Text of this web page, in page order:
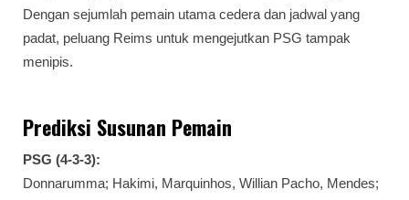
Dengan sejumlah pemain utama cedera dan jadwal yang
padat, peluang Reims untuk mengejutkan PSG tampak
menipis.
Prediksi Susunan Pemain
PSG (4-3-3):
Donnarumma; Hakimi, Marquinhos, Willian Pacho, Mendes;